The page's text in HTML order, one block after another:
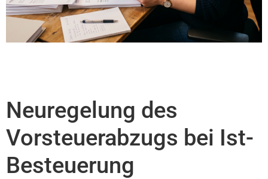
Neuregelung des
Vorsteuerabzugs bei Ist-
Besteuerung